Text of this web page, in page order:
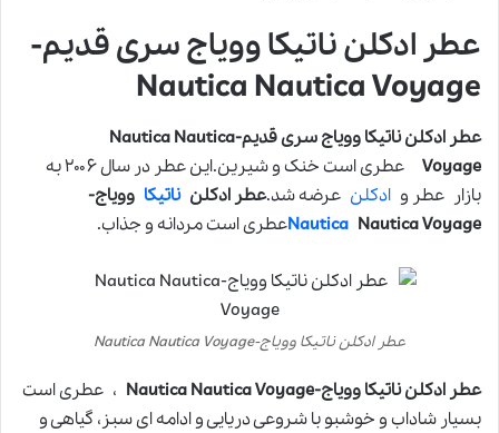
عطر ادکلن ناتیکا وویاج سری قدیم-
Nautica Nautica Voyage
عطر ادکلن ناتیکا وویاج سری قدیم-Nautica Nautica
Voyage
عطری است خنک و شیرین.این عطر در سال ۲۰۰۶ به
بازار عطر و ادکلن عرضه شد.عطر ادکلنناتیکا وویاج-
Nautica Nautica Voyage عطری است مردانه و جذاب.
عطر ادکلن ناتیکا وویاج-Nautica Nautica Voyage
عطر ادکلن ناتیکا وویاج-Nautica Nautica Voyage
، عطری است
بسیار شاداب و خوشبو با شروعی دریایی و ادامه ای سبز، گیاهی و